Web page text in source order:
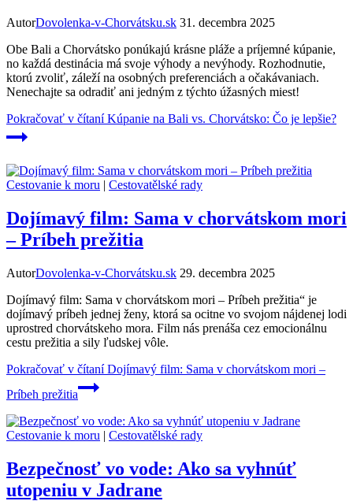
AutorDovolenka-v-Chorvátsku.sk 31. decembra 2025
Obe Bali a Chorvátsko ponúkajú krásne pláže a príjemné kúpanie,
no každá destinácia má svoje výhody a nevýhody. Rozhodnutie,
ktorú zvoliť, záleží na osobných preferenciách a očakávaniach.
Nenechajte sa odradiť ani jedným z týchto úžasných miest!
Pokračovať v čítaníKúpanie na Bali vs. Chorvátsko: Čo je lepšie?
Cestovanie k moru | Cestovatělské rady
Dojímavý film: Sama v chorvátskom mori
– Príbeh prežitia
AutorDovolenka-v-Chorvátsku.sk 29. decembra 2025
Dojímavý film: Sama v chorvátskom mori – Príbeh prežitia“ je
dojímavý príbeh jednej ženy, ktorá sa ocitne vo svojom nájdenej lodi
uprostred chorvátskeho mora. Film nás prenáša cez emocionálnu
cestu prežitia a sily ľudskej vôle.
Pokračovať v čítaníDojímavý film: Sama v chorvátskom mori –
Príbeh prežitia
Cestovanie k moru | Cestovatělské rady
Bezpečnosť vo vode: Ako sa vyhnúť
utopeniu v Jadrane